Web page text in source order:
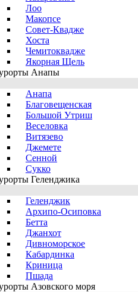
Лоо
Макопсе
Совет-Квадже
Хоста
Чемитоквадже
Якорная Щель
Анапы
Анапа
Благовещенская
Большой Утриш
Веселовка
Витязево
Джемете
Сенной
Сукко
Геленджика
Геленджик
Архипо-Осиповка
Бетта
Джанхот
Дивноморское
Кабардинка
Криница
Пшада
Азовского моря